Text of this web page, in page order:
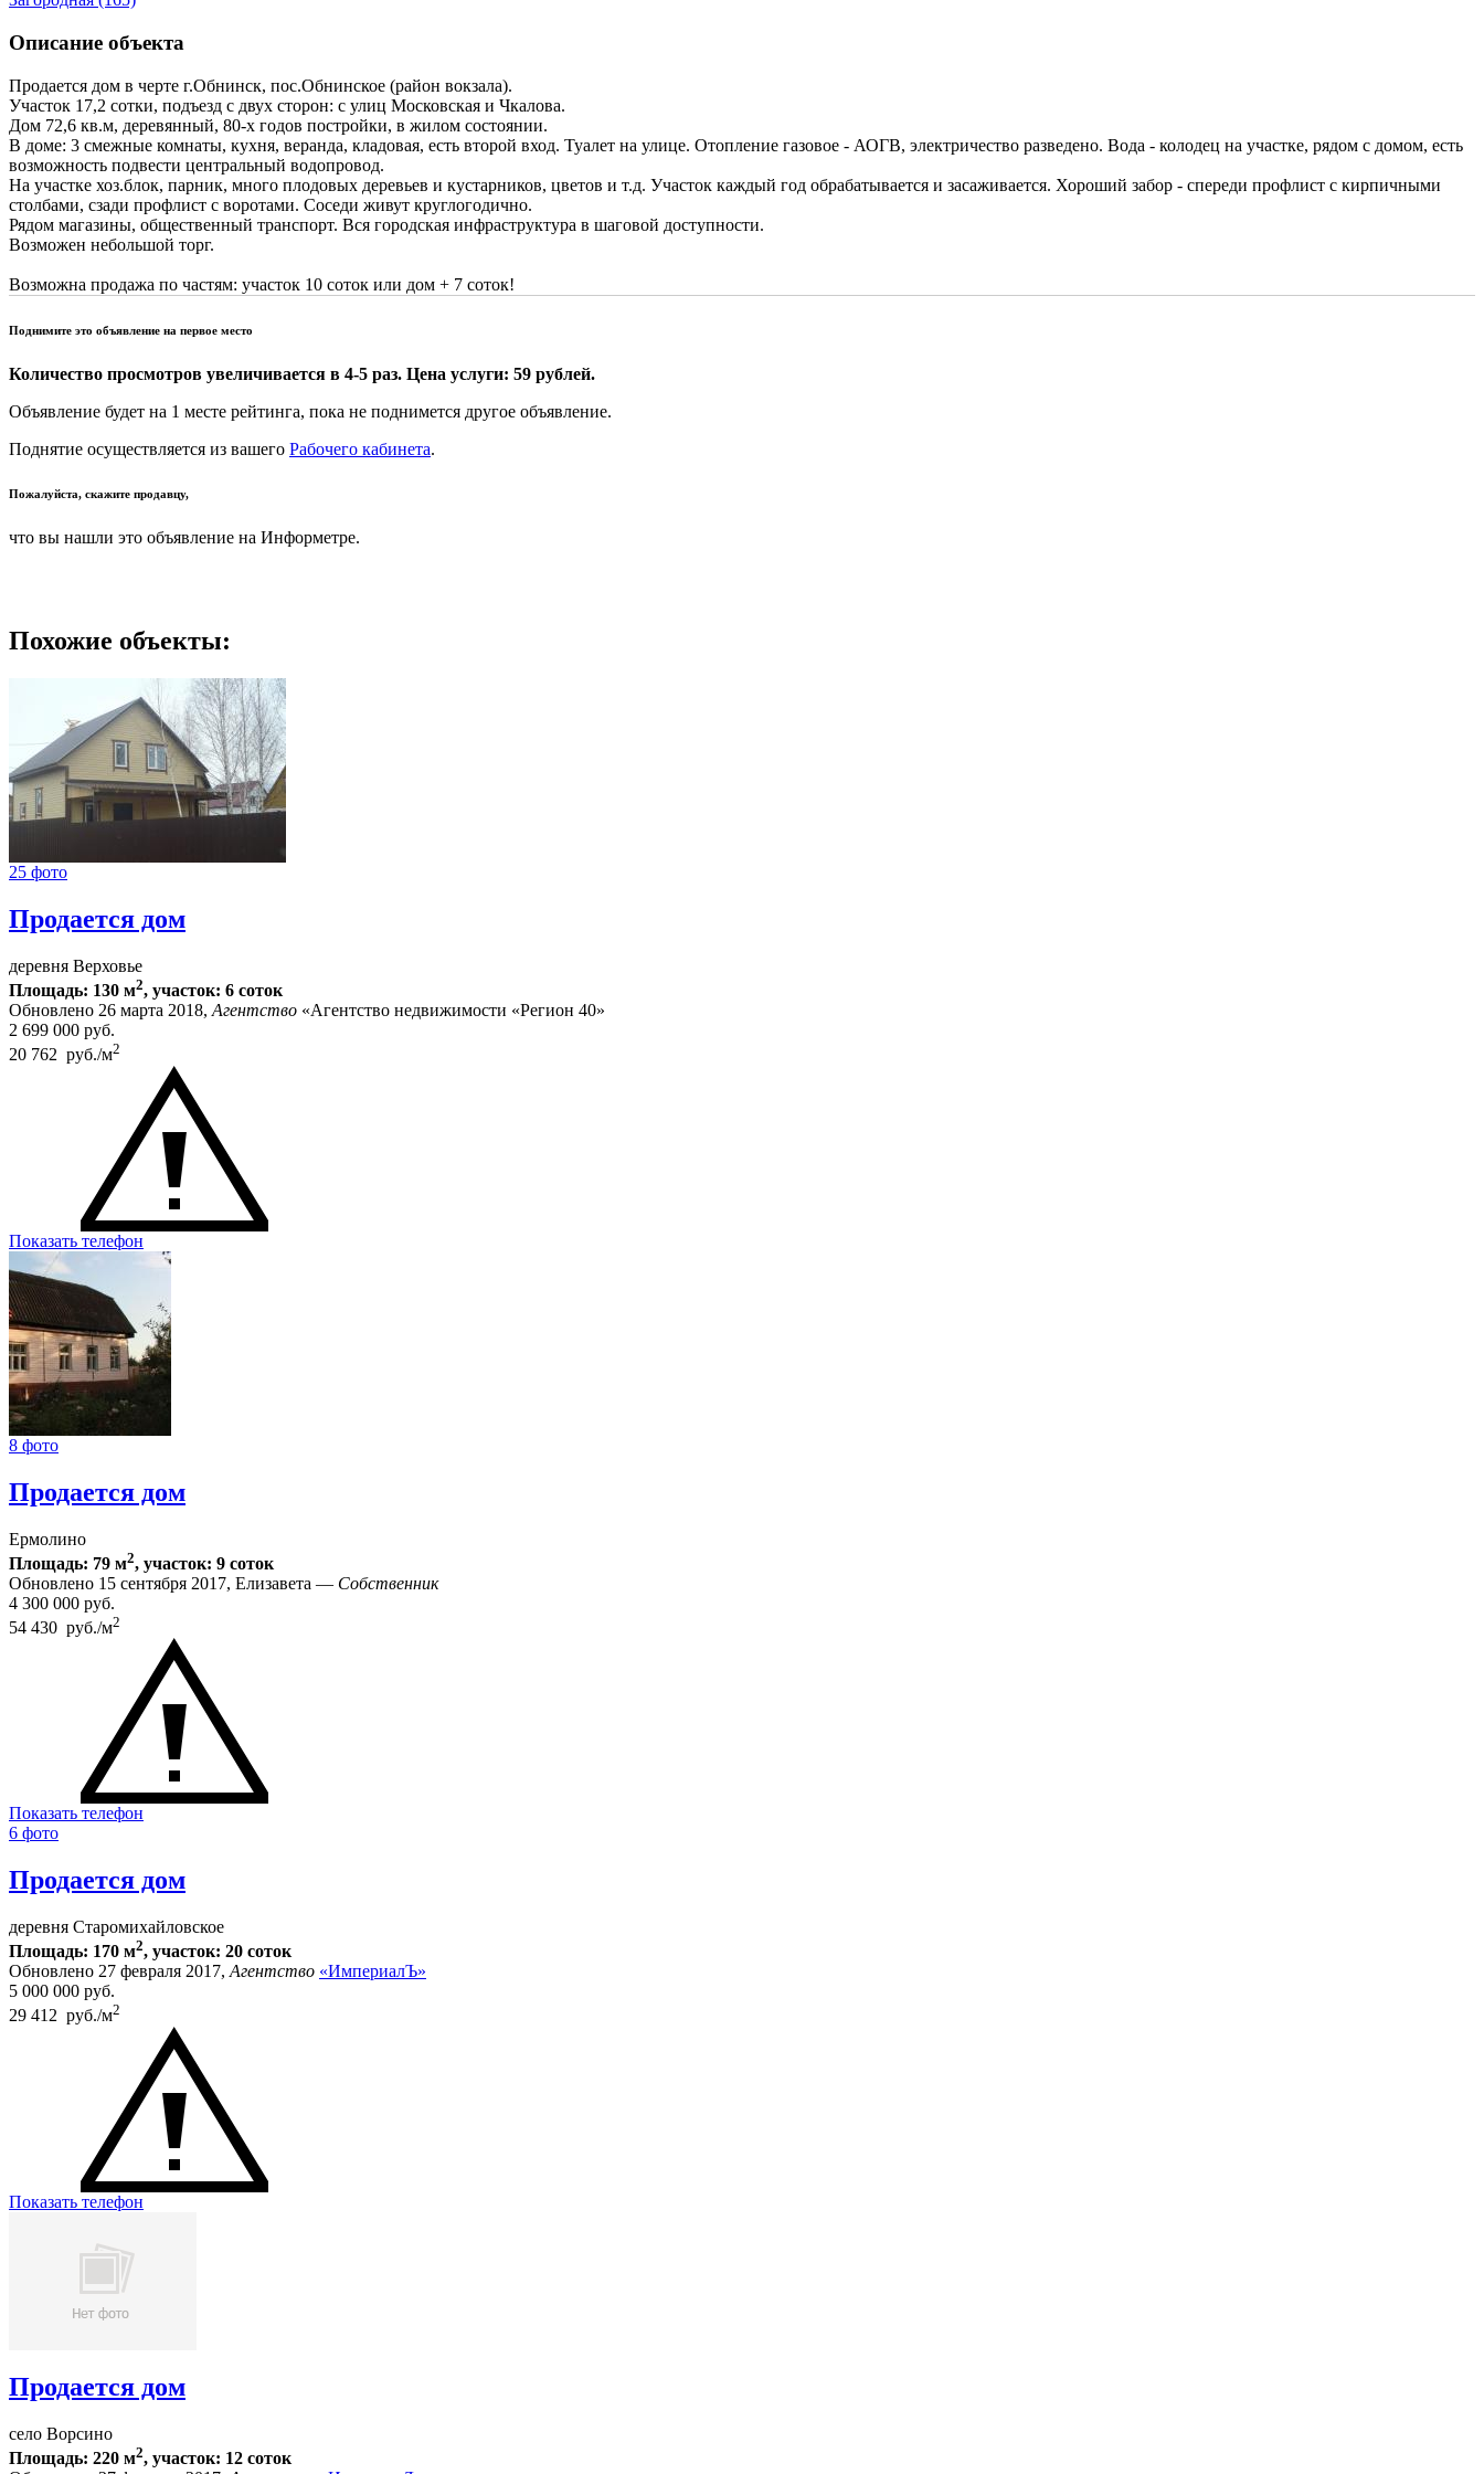
Описание объекта
Продается дом в черте г.Обнинск, пос.Обнинское (район вокзала).
Участок 17,2 сотки, подъезд с двух сторон: с улиц Московская и Чкалова.
Дом 72,6 кв.м, деревянный, 80-х годов постройки, в жилом состоянии.
В доме: 3 смежные комнаты, кухня, веранда, кладовая, есть второй вход. Туалет на улице. Отопление газовое - АОГВ, электричество разведено. Вода - колодец на участке, рядом с домом, есть
возможность подвести центральный водопровод.
На участке хоз.блок, парник, много плодовых деревьев и кустарников, цветов и т.д. Участок каждый год обрабатывается и засаживается. Хороший забор - спереди профлист с кирпичными
столбами, сзади профлист с воротами. Соседи живут круглогодично.
Рядом магазины, общественный транспорт. Вся городская инфраструктура в шаговой доступности.
Возможен небольшой торг.
Возможна продажа по частям: участок 10 соток или дом + 7 соток!
Поднимите это объявление на первое место
Количество просмотров увеличивается в 4-5 раз. Цена услуги: 59 рублей.
Объявление будет на 1 месте рейтинга, пока не поднимется другое объявление.
Поднятие осуществляется из вашего Рабочего кабинета.
Пожалуйста, скажите продавцу,
что вы нашли это объявление на Информетре.
Похожие объекты:
25 фото
Продается дом
деревня Верховье
Площадь: 130 м2, участок: 6 соток
Обновлено 26 марта 2018,Агентство «Агентство недвижимости «Регион 40»
2 699 000 руб.
20 762 руб./м2
Показать телефон
8 фото
Продается дом
Ермолино
Площадь: 79 м2, участок: 9 соток
Обновлено 15 сентября 2017, Елизавета — Собственник
4 300 000 руб.
54 430 руб./м2
Показать телефон
6 фото
Продается дом
деревня Старомихайловское
Площадь: 170 м2, участок: 20 соток
Обновлено 27 февраля 2017,Агентство «ИмпериалЪ»
5 000 000 руб.
29 412 руб./м2
Показать телефон
Продается дом
село Ворсино
Площадь: 220 м2, участок: 12 соток